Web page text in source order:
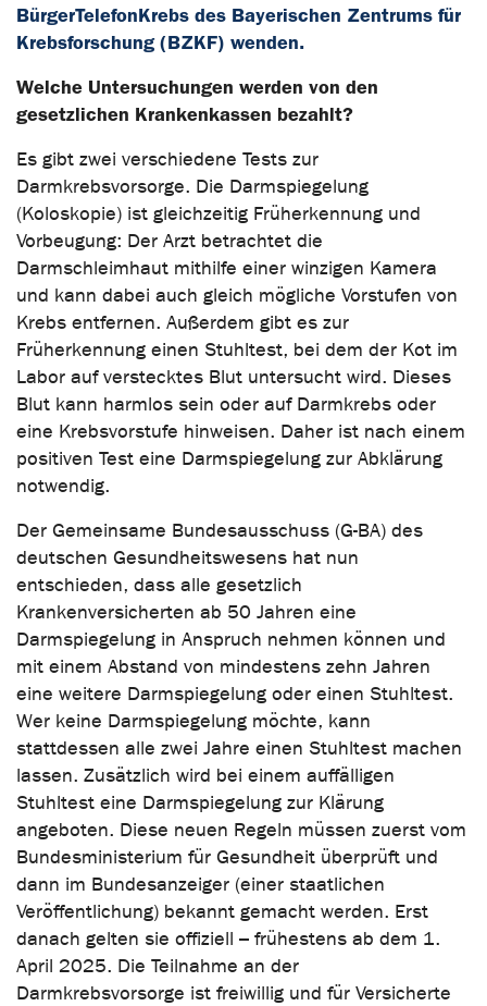
BürgerTelefonKrebs des Bayerischen Zentrums für
Krebsforschung (BZKF) wenden.
Welche Untersuchungen werden von den
gesetzlichen Krankenkassen bezahlt?
Es gibt zwei verschiedene Tests zur
Darmkrebsvorsorge. Die Darmspiegelung
(Koloskopie) ist gleichzeitig Früherkennung und
Vorbeugung: Der Arzt betrachtet die
Darmschleimhaut mithilfe einer winzigen Kamera
und kann dabei auch gleich mögliche Vorstufen von
Krebs entfernen. Außerdem gibt es zur
Früherkennung einen Stuhltest, bei dem der Kot im
Labor auf verstecktes Blut untersucht wird. Dieses
Blut kann harmlos sein oder auf Darmkrebs oder
eine Krebsvorstufe hinweisen. Daher ist nach einem
positiven Test eine Darmspiegelung zur Abklärung
notwendig.
Der Gemeinsame Bundesausschuss (G-BA) des
deutschen Gesundheitswesens hat nun
entschieden, dass alle gesetzlich
Krankenversicherten ab 50 Jahren eine
Darmspiegelung in Anspruch nehmen können und
mit einem Abstand von mindestens zehn Jahren
eine weitere Darmspiegelung oder einen Stuhltest.
Wer keine Darmspiegelung möchte, kann
stattdessen alle zwei Jahre einen Stuhltest machen
lassen. Zusätzlich wird bei einem auffälligen
Stuhltest eine Darmspiegelung zur Klärung
angeboten. Diese neuen Regeln müssen zuerst vom
Bundesministerium für Gesundheit überprüft und
dann im Bundesanzeiger (einer staatlichen
Veröffentlichung) bekannt gemacht werden. Erst
danach gelten sie offiziell – frühestens ab dem 1.
April 2025. Die Teilnahme an der
Darmkrebsvorsorge ist freiwillig und für Versicherte